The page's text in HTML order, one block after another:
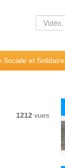
Sociale et Solidaire
1212 vues